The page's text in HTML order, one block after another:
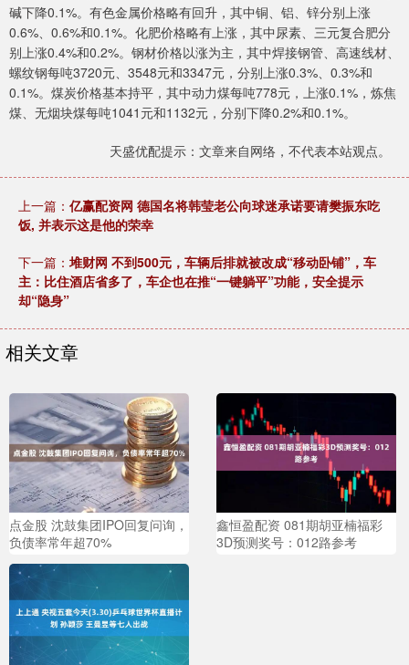
碱下降0.1%。有色金属价格略有回升，其中铜、铝、锌分别上涨
0.6%、0.6%和0.1%。化肥价格略有上涨，其中尿素、三元复合肥分
别上涨0.4%和0.2%。钢材价格以涨为主，其中焊接钢管、高速线材、
螺纹钢每吨3720元、3548元和3347元，分别上涨0.3%、0.3%和
0.1%。煤炭价格基本持平，其中动力煤每吨778元，上涨0.1%，炼焦
煤、无烟块煤每吨1041元和1132元，分别下降0.2%和0.1%。
天盛优配提示：文章来自网络，不代表本站观点。
上一篇： 亿赢配资网 德国名将韩莹老公向球迷承诺要请樊振东吃
饭, 并表示这是他的荣幸
下一篇：堆财网 不到500元，车辆后排就被改成“移动卧铺”，车
主：比住酒店省多了，车企也在推“一键躺平”功能，安全提示
却“隐身”
相关文章
点金股 沈鼓集团IPO回复问询，
负债率常年超70%
鑫恒盈配资 081期胡亚楠福彩
3D预测奖号：012路参考